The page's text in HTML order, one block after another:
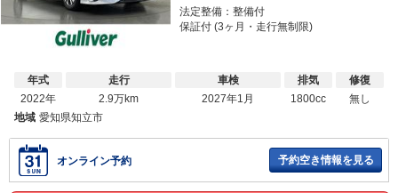
法定整備：整備付
保証付 (3ヶ月・走行無制限)
年式
2022年
走行
2.9万km
車検
2027年1月
排気
1800cc
修復
無し
地域 愛知県知立市
オンライン予約 予約空き情報を見る